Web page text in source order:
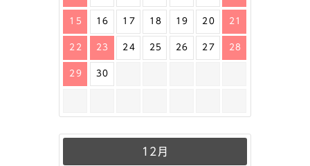
15 16 17 18 19 20 21
22 23 24 25 26 27 28
29 30
12月